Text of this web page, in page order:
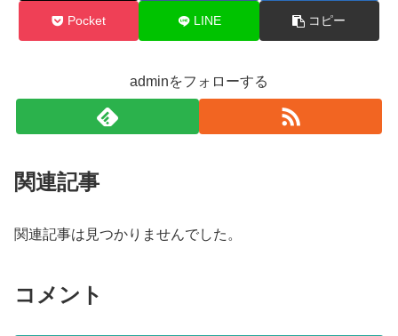
Pocket LINE コピー
adminをフォローする
関連記事
関連記事は見つかりませんでした。
コメント